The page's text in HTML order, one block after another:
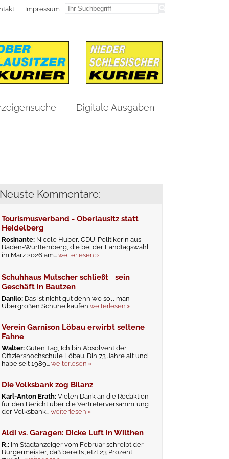
Impressum
Digitale Ausgaben
Neuste Kommentare:
Tourismusverband - Oberlausitz statt
Heidelberg
Rosinante: Nicole Huber, CDU-Politikerin aus
Baden-Württemberg, die bei der Landtagswahl
im März 2026 am...weiterlesen »
Schuhhaus Mutscher schließt sein
Geschäft in Bautzen
Danilo: Das ist nicht gut denn wo soll man
Übergrößen Schuhe kaufenweiterlesen »
Verein Garnison Löbau erwirbt seltene
Fahne
Walter:Guten Tag, Ich bin Absolvent der
Offiziershochschule Löbau. Bin 73 Jahre alt und
habe seit 1989...weiterlesen »
Die Volksbank zog Bilanz
Karl-Anton Erath:Vielen Dank an die Redaktion
für den Bericht über die Vertreterversammlung
der Volksbank...weiterlesen »
Aldi vs. Garagen: Dicke Luft in Wilthen
R.: Im Stadtanzeiger vom Februar schreibt der
Bürgermeister, daß bereits jetzt 23 Prozent